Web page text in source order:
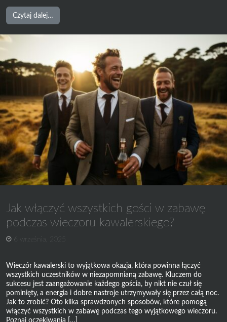
Czytaj dalej…
Wieczór
panieński
–
jak
zaplanować
idealną
noc
kroku
Jak włączyć wszystkich gości w zabawę
podczas wieczoru kawalerskiego?
6 września, 2025
Wieczór kawalerski to wyjątkowa okazja, która powinna łączyć
wszystkich uczestników w niezapomnianą zabawę. Kluczem do
sukcesu jest zaangażowanie każdego gościa, by nikt nie czuł się
pominięty, a energia i dobre nastroje utrzymywały się przez całą noc.
Jak to zrobić? Oto kilka sprawdzonych sposobów, które pomogą
włączyć wszystkich w zabawę podczas tego wyjątkowego wieczoru.
Poznaj oczekiwania […]